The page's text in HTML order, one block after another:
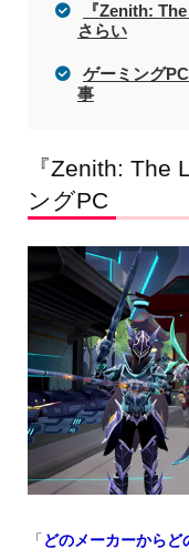
『Zenith:
さらい
ゲーミング
事
『Zenith: The
ングPC
「 どのメーカーからど